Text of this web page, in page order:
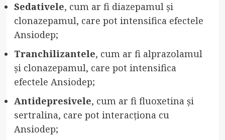
Sedativele, cum ar fi diazepamul și
clonazepamul, care pot intensifica efectele
Ansiodep;
Tranchilizantele, cum ar fi alprazolamul
și clonazepamul, care pot intensifica
efectele Ansiodep;
Antidepresivele, cum ar fi fluoxetina și
sertralina, care pot interacționa cu
Ansiodep;